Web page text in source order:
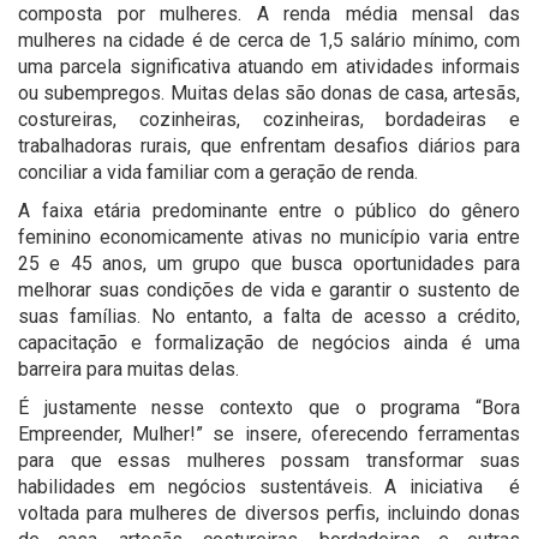
composta por mulheres. A renda média mensal das
mulheres na cidade é de cerca de 1,5 salário mínimo, com
uma parcela significativa atuando em atividades informais
ou subempregos. Muitas delas são donas de casa, artesãs,
costureiras, cozinheiras, cozinheiras, bordadeiras e
trabalhadoras rurais, que enfrentam desafios diários para
conciliar a vida familiar com a geração de renda.
A faixa etária predominante entre o público do gênero
feminino economicamente ativas no município varia entre
25 e 45 anos, um grupo que busca oportunidades para
melhorar suas condições de vida e garantir o sustento de
suas famílias. No entanto, a falta de acesso a crédito,
capacitação e formalização de negócios ainda é uma
barreira para muitas delas.
É justamente nesse contexto que o programa “Bora
Empreender, Mulher!” se insere, oferecendo ferramentas
para que essas mulheres possam transformar suas
habilidades em negócios sustentáveis. A iniciativa é
voltada para mulheres de diversos perfis, incluindo donas